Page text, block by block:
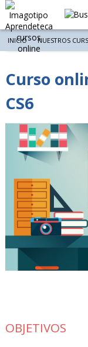
INICIO NUESTROS
Curso
CS6
OBJETIVOS